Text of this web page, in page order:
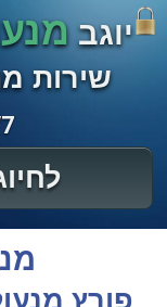
יוגב
שירות מהיר 24
24/
לחיוג - 054-